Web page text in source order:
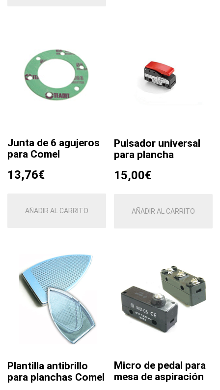
Junta de 6 agujeros
para Comel
13,76€
AÑADIR AL CARRITO
Pulsador universal
para plancha
15,00€
AÑADIR AL CARRITO
Plantilla antibrillo
para planchas Comel
Micro de pedal para
mesa de aspiración